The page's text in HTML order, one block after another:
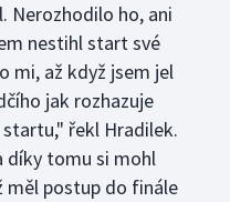
Nerozhodilo ho, ani
nestihl start své
mi, až když jsem jel
jak rozhazuje
řekl Hradilek.
díky tomu si mohl
měl postup do finále